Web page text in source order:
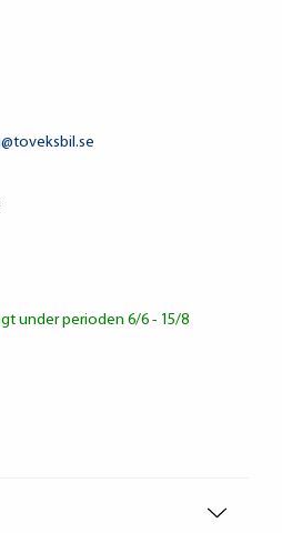
Services
under perioden 6/6 - 15/8